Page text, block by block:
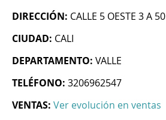
DIRECCIÓN: CALLE 5 OESTE 3 A 50
CIUDAD: CALI
DEPARTAMENTO: VALLE
TELÉFONO: 3206962547
VENTAS: Ver evolución en ventas